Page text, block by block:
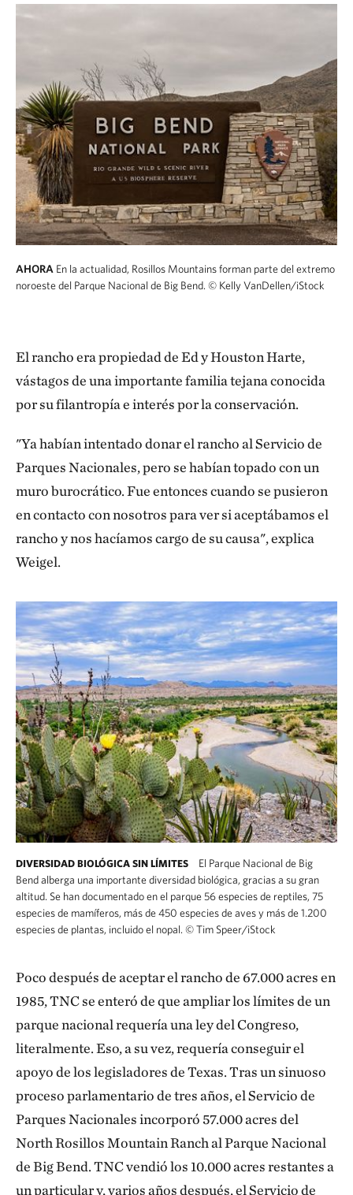
AHORA En la actualidad, Rosillos Mountains forman parte del extremo
noroeste del Parque Nacional de Big Bend. © Kelly VanDellen/iStock
El rancho era propiedad de Ed y Houston Harte,
vástagos de una importante familia tejana conocida
por su filantropía e interés por la conservación.
"Ya habían intentado donar el rancho al Servicio de
Parques Nacionales, pero se habían topado con un
muro burocrático. Fue entonces cuando se pusieron
en contacto con nosotros para ver si aceptábamos el
rancho y nos hacíamos cargo de su causa", explica
Weigel.
DIVERSIDAD BIOLÓGICA SIN LÍMITES
El Parque Nacional de Big
Bend alberga una importante diversidad biológica, gracias a su gran
altitud. Se han documentado en el parque 56 especies de reptiles, 75
especies de mamíferos, más de 450 especies de aves y más de 1.200
especies de plantas, incluido el nopal. ©Tim Speer/iStock
Poco después de aceptar el rancho de 67.000 acres en
1985, TNC se enteró de que ampliar los límites de un
parque nacional requería una ley del Congreso,
literalmente. Eso, a su vez, requería conseguir el
apoyo de los legisladores de Texas. Tras un sinuoso
proceso parlamentario de tres años, el Servicio de
Parques Nacionales incorporó 57.000 acres del
North Rosillos Mountain Ranch al Parque Nacional
de Big Bend. TNC vendió los 10.000 acres restantes a
un particular y, varios años después, el Servicio de